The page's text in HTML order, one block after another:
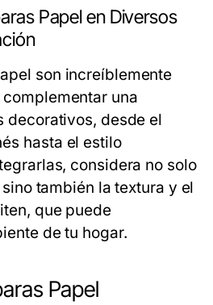
Papel en Diversos
son increíblemente
una
decorativos, desde el
hasta el estilo
considera no solo
también la textura y el
que puede
de tu hogar.
Papel